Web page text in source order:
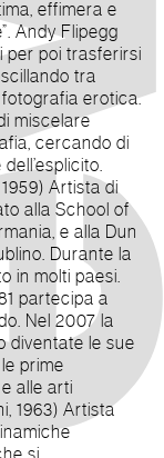
effimera e
per poi trasferirsi
tra
erotica.
miscelare
cercando di
Artista di
alla School of
e alla Dun
Durante la
in molti paesi.
partecipa a
Nel 2007 la
diventate le sue
prime
alle arti